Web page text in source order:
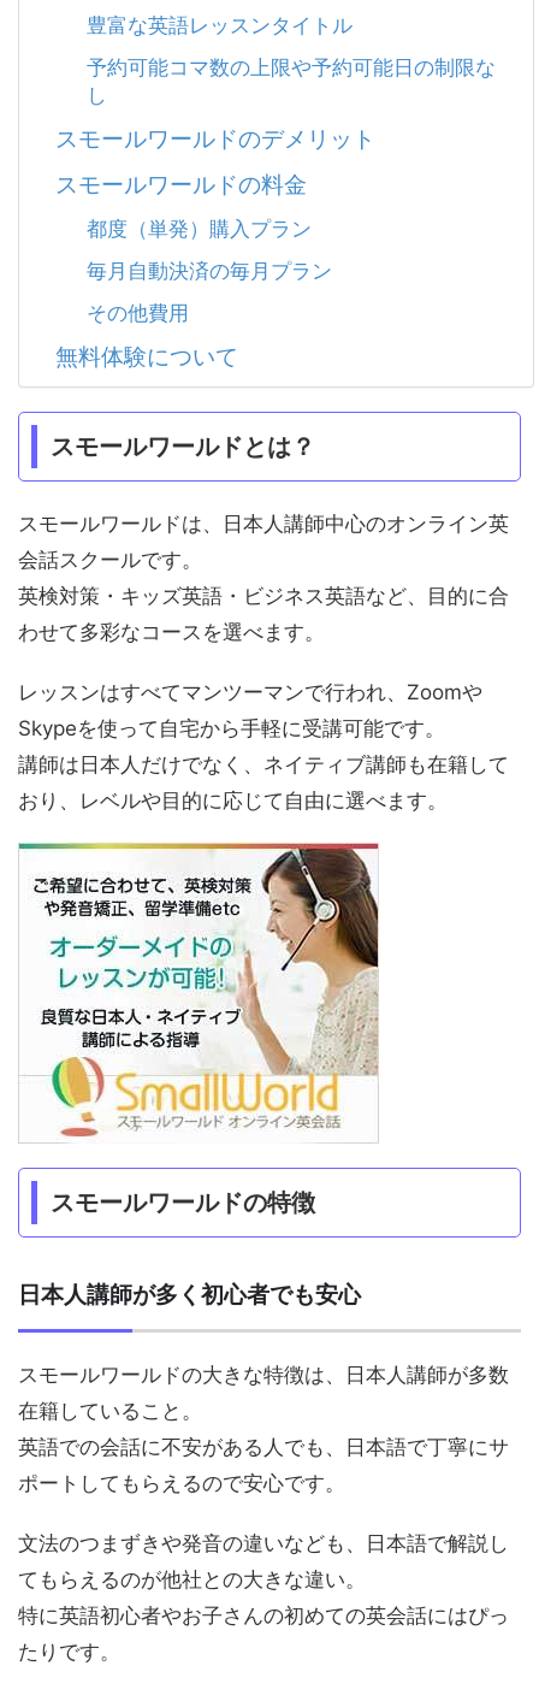
豊富な英語レッスンタイトル
予約可能コマ数の上限や予約可能日の制限な
し
スモールワールドのデメリット
スモールワールドの料金
都度（単発）購入プラン
毎月自動決済の毎月プラン
その他費用
無料体験について
スモールワールドとは？
スモールワールドは、日本人講師中心のオンライン英
会話スクールです。
英検対策・キッズ英語・ビジネス英語など、目的に合
わせて多彩なコースを選べます。
レッスンはすべてマンツーマンで行われ、Zoomや
Skypeを使って自宅から手軽に受講可能です。
講師は日本人だけでなく、ネイティブ講師も在籍して
おり、レベルや目的に応じて自由に選べます。
スモールワールドの特徴
日本人講師が多く初心者でも安心
スモールワールドの大きな特徴は、日本人講師が多数
在籍していること。
英語での会話に不安がある人でも、日本語で丁寧にサ
ポートしてもらえるので安心です。
文法のつまずきや発音の違いなども、日本語で解説し
てもらえるのが他社との大きな違い。
特に英語初心者やお子さんの初めての英会話にはぴっ
たりです。